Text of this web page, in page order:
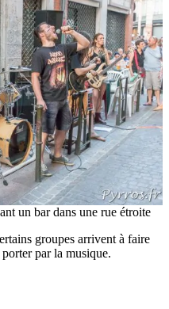
un bar dans une rue étroite
groupes arrivent à faire
par la musique.